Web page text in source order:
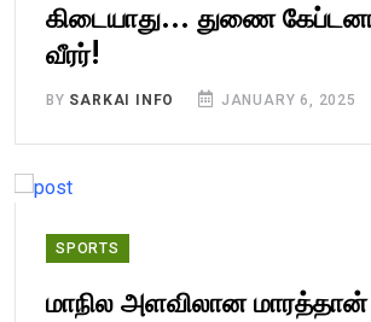
கிடையாது... துணை
வீரர்!
BY SARKAI INFO JANUARY 6, 2025
SPORTS
மாநில அளவிலான மாரத்தான்